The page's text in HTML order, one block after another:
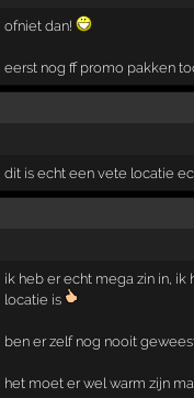
ofniet dan!
eerst nog ff promo pakken
dit is echt een vete locatie
ik heb er echt mega zin in,
locatie is
ben er zelf nog nooit
het moet er wel warm zijn